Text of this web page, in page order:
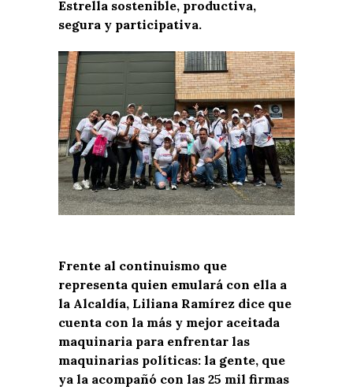
Estrella sostenible, productiva,
segura y participativa.
Frente al continuismo que
representa quien emulará con ella a
la Alcaldía, Liliana Ramírez dice que
cuenta con la más y mejor aceitada
maquinaria para enfrentar las
maquinarias políticas: la gente, que
ya la acompañó con las 25 mil firmas